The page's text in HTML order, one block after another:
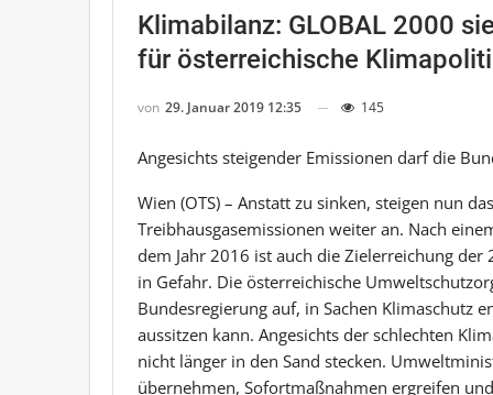
Klimabilanz: GLOBAL 2000
für österreichische
von 29. Januar 2019 12:35 145
Angesichts steigender Emissionen darf die
Wien (OTS) – Anstatt zu sinken, steigen nun
Treibhausgasemissionen weiter an. Nach
dem Jahr 2016 ist auch die Zielerreichung
in Gefahr. Die österreichische
Bundesregierung auf, in Sachen Klimaschutz
aussitzen kann. Angesichts der schlechten
nicht länger in den Sand stecken.
übernehmen, Sofortmaßnahmen ergreifen